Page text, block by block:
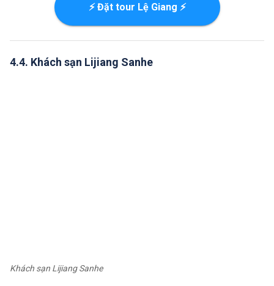
⚡ Đặt tour Lệ Giang ⚡
4.4. Khách sạn Lijiang Sanhe
Khách sạn Lijiang Sanhe